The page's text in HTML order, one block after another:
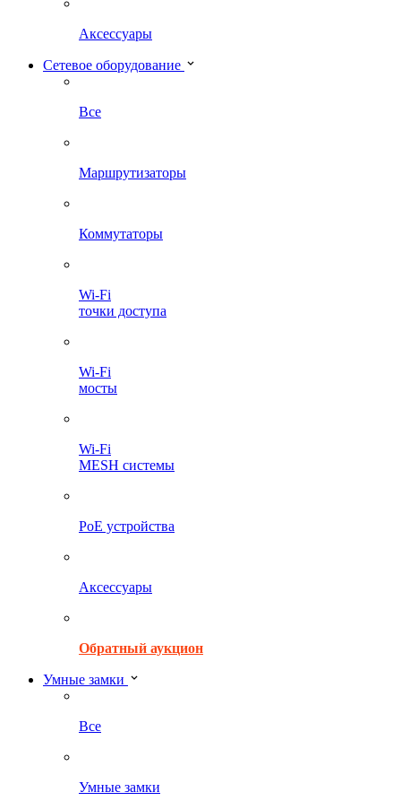
Аксессуары
Сетевое оборудование
Все
Маршрутизаторы
Коммутаторы
Wi-Fi
точки доступа
Wi-Fi
мосты
Wi-Fi
MESH системы
PoE устройства
Аксессуары
Обратный аукцион
Умные замки
Все
Умные замки